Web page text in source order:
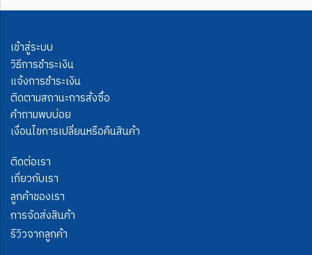
เข้าสู่ระบบ
วิธีการชำระเงิน
แจ้งการชำระเงิน
ติดตามสถานะการสั่งซื้อ
คำถามพบบ่อย
เงื่อนไขการเปลี่ยนหรือคืนสินค้า
ติดต่อเรา
เกี่ยวกับเรา
ลูกค้าของเรา
การจัดส่งสินค้า
รีวิวจากลูกค้า